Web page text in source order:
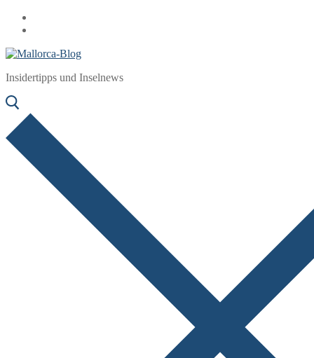
Zum
Inhalt
Menü
Schließen
Insidertipps und Inselnews